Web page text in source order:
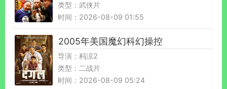
类型：武侠片
时间：2026-08-09 01:55
2005年美国魔幻科幻操控
导演：杩涼2
类型：二战片
时间：2026-08-09 05:24